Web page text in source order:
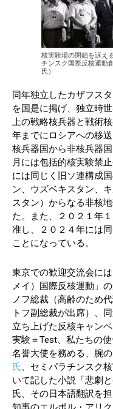
核実験場の閉鎖を訴え
チンスク国際反核運動
氏）
同年独立したカザフス
を国是に掲げ、独立時
上の戦略核兵器と戦術
年までにロシアへの移
核兵器国から非核兵器
月には包括的核実験禁
には同じく旧ソ連構成
ン、ウズベキスタン、
スタン）からなる非核
た。また、２０２１年
准し、２０２４年には
ことになっている。
東京での歓迎交流会に
メイ）国際反核運動」
ノフ総裁（高齢のため
トフ副総裁が出席）、
立ち上げた反核キャン
実験＝Test、私たちの
名誉大使を務める、腕
氏 、セミパラチンスク
いて記した小説「悲劇
氏、その日本語翻訳を